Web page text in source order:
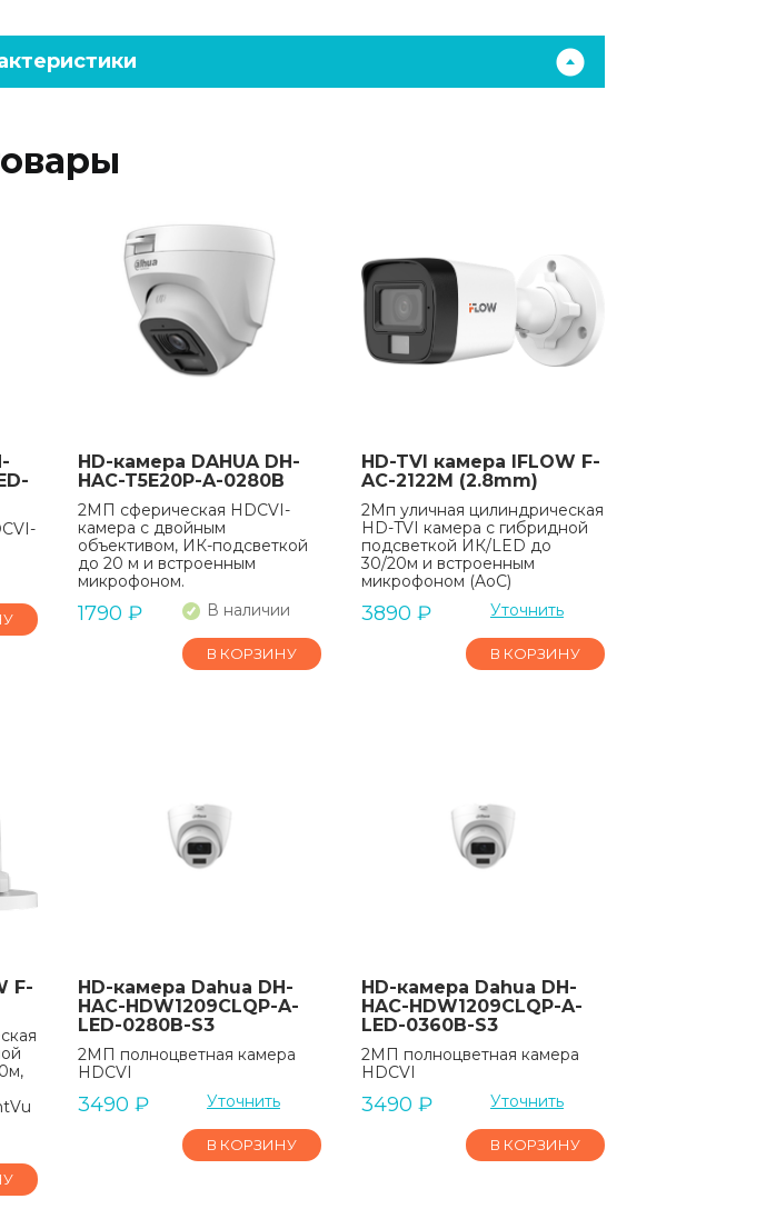
HD-камера DAHUA DH-
HAC-T5E20P-A-0280B
2МП сферическая HDCVI-
камера с двойным
объективом, ИК-подсветкой
до 20 м и встроенным
микрофоном.
1790 ₽ В наличии
В КОРЗИНУ
HD-TVI камера IFLOW F-
AC-2122M (2.8mm)
2Мп уличная цилиндрическая
HD-TVI камера с гибридной
подсветкой ИК/LED до
30/20м и встроенным
микрофоном (AoC)
3890 ₽ Уточнить
В КОРЗИНУ
F-
HD-камера Dahua DH-
HAC-HDW1209CLQP-A-
LED-0280B-S3
2МП полноцветная камера
HDCVI
3490 ₽ Уточнить
В КОРЗИНУ
HD-камера Dahua DH-
HAC-HDW1209CLQP-A-
LED-0360B-S3
2МП полноцветная камера
HDCVI
3490 ₽ Уточнить
В КОРЗИНУ